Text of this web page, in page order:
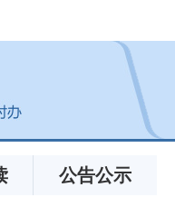
公告公示